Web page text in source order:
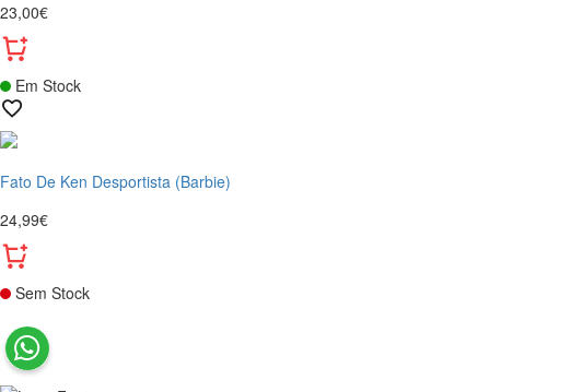
23,00€
Em Stock
Fato De Ken Desportista (Barbie)
24,99€
Sem Stock